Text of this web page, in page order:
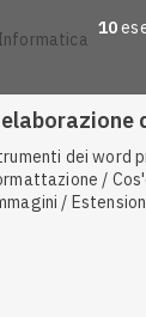
informatica
10
dei word
/
Immagini /